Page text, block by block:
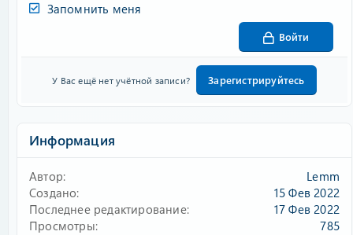
Запомнить меня
Войти
У Вас ещё нет учётной записи? Зарегистрируйтесь
Информация
Автор
Lemm
Создано
15 Фев 2022
Последнее редактирование
17 Фев 2022
Просмотры
785